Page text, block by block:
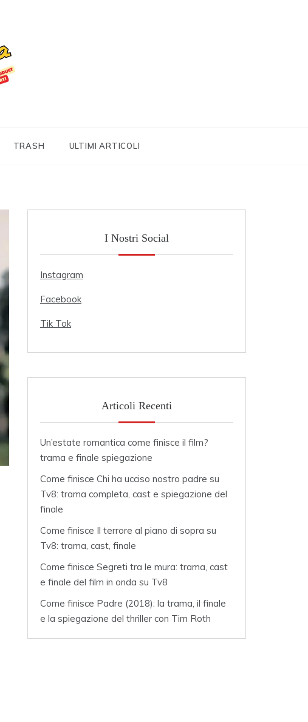
TRASH ULTIMI ARTICOLI
I Nostri Social
Instagram
Facebook
Tik Tok
Articoli Recenti
Un’estate romantica come finisce il film?
trama e finale spiegazione
Come finisce Chi ha ucciso nostro padre su
Tv8: trama completa, cast e spiegazione del
finale
Come finisce Il terrore al piano di sopra su
Tv8: trama, cast, finale
Come finisce Segreti tra le mura: trama, cast
e finale del film in onda su Tv8
Come finisce Padre (2018): la trama, il finale
e la spiegazione del thriller con Tim Roth